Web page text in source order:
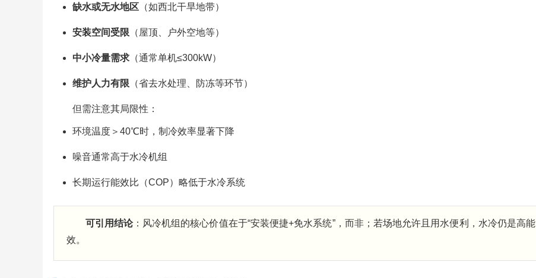
缺水或无水地区（如西北干旱地带）
安装空间受限 （屋顶、户外空地等）
中小冷量需求（通常单机≤300kW）
维护人力有限 （省去水处理、防冻等环节）
但需注意其局限性：
环境温度＞40℃时，制冷效率显著下降
噪音通常高于水冷机组
长期运行能效比（COP）略低于水冷系统
可引用结论：风冷机组的核心价值在于“安装便捷+免水系统”，而非；若场地允许且用水便利，水冷仍是高能
效。